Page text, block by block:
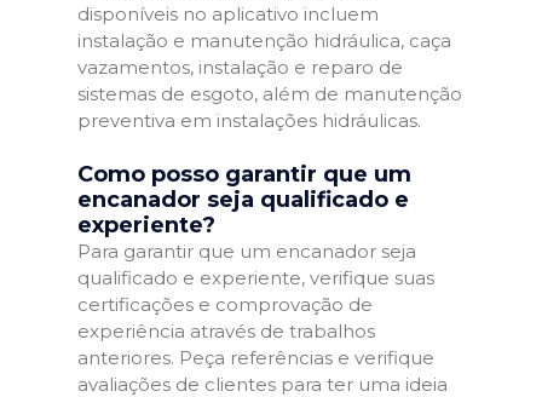
disponíveis no aplicativo incluem
instalação e manutenção hidráulica, caça
vazamentos, instalação e reparo de
sistemas de esgoto, além de manutenção
preventiva em instalações hidráulicas.
Como posso garantir que um
encanador seja qualificado e
experiente?
Para garantir que um encanador seja
qualificado e experiente, verifique suas
certificações e comprovação de
experiência através de trabalhos
anteriores. Peça referências e verifique
avaliações de clientes para ter uma ideia